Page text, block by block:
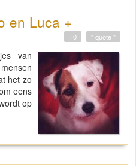
en Luca +
" quote "
+0
van
het zo
eens
op